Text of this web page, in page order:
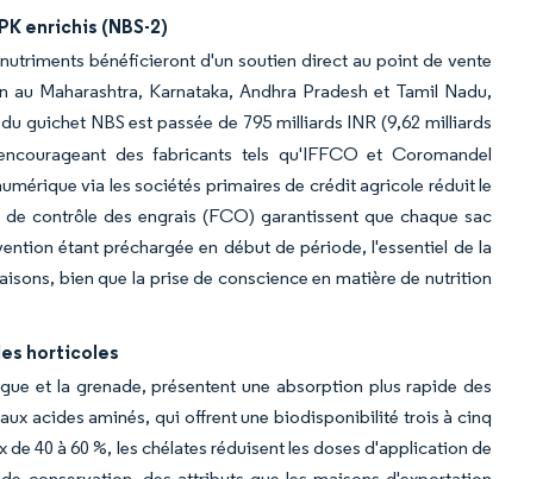
enrichis (NBS-2)
bénéficieront d'un soutien direct au point de vente
Maharashtra, Karnataka, Andhra Pradesh et Tamil Nadu,
guichet NBS est passée de 795 milliards INR (9,62 milliards
des fabricants tels qu'IFFCO et Coromandel
via les sociétés primaires de crédit agricole réduit le
contrôle des engrais (FCO) garantissent que chaque sac
étant préchargée en début de période, l'essentiel de la
bien que la prise de conscience en matière de nutrition
horticoles
et la grenade, présentent une absorption plus rapide des
acides aminés, qui offrent une biodisponibilité trois à cinq
40 à 60 %, les chélates réduisent les doses d'application de